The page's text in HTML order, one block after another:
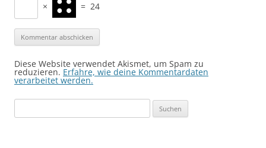
× = 24
Diese Website verwendet Akismet, um Spam zu
reduzieren. Erfahre, wie deine Kommentardaten
verarbeitet werden.
nach: